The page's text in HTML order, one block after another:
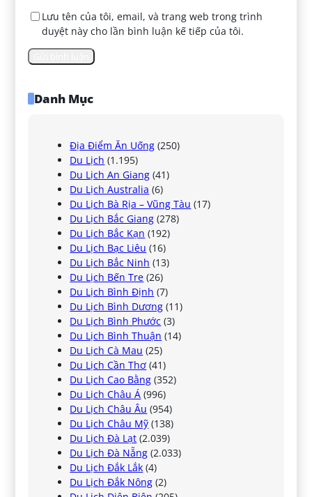
Lưu tên của tôi, email, và trang web trong trình
duyệt này cho lần bình luận kế tiếp của tôi.
Danh Mục
Địa Điểm Ăn Uống (250)
Du Lịch (1.195)
Du Lịch An Giang (41)
Du Lịch Australia (6)
Du Lịch Bà Rịa – Vũng Tàu (17)
Du Lịch Bắc Giang (278)
Du Lịch Bắc Kạn (192)
Du Lịch Bạc Liêu (16)
Du Lịch Bắc Ninh (13)
Du Lịch Bến Tre (26)
Du Lịch Bình Định (7)
Du Lịch Bình Dương (11)
Du Lịch Bình Phước (3)
Du Lịch Bình Thuận (14)
Du Lịch Cà Mau (25)
Du Lịch Cần Thơ (41)
Du Lịch Cao Bằng (352)
Du Lịch Châu Á (996)
Du Lịch Châu Âu (954)
Du Lịch Châu Mỹ (138)
Du Lịch Đà Lạt (2.039)
Du Lịch Đà Nẵng (2.033)
Du Lịch Đắk Lắk (4)
Du Lịch Đắk Nông (2)